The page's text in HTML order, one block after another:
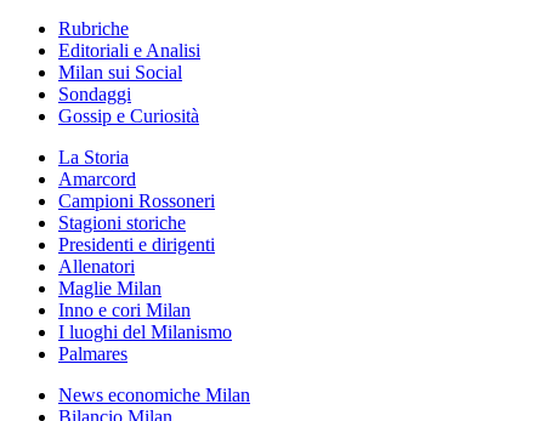
Rubriche
Editoriali e Analisi
Milan sui Social
Sondaggi
Gossip e Curiosità
La Storia
Amarcord
Campioni Rossoneri
Stagioni storiche
Presidenti e dirigenti
Allenatori
Maglie Milan
Inno e cori Milan
I luoghi del Milanismo
Palmares
News economiche Milan